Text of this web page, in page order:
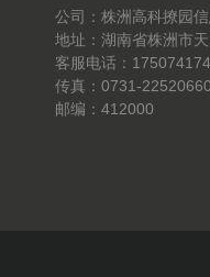
公司：株洲高科撩园
地址：湖南省株洲市
客服电话：
传真：0731-22520660
邮编：412000